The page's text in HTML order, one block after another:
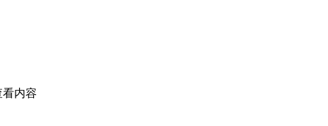
看内容